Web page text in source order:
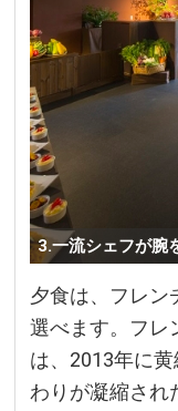
3.一流シェフが腕
夕食は、フレン
選べます。フレ
は、2013年に
わりが凝縮され